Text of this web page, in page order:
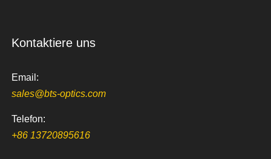
Kontaktiere uns
Email:
sales@bts-optics.com
Telefon:
+86 13720895616